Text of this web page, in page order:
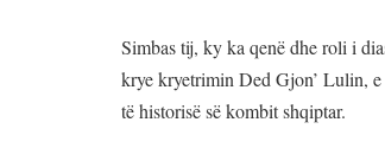
Simbas tij, ky ka qenë dhe roli i
krye kryetrimin Ded Gjon’ Lulin, e
të historisë së kombit shqiptar.